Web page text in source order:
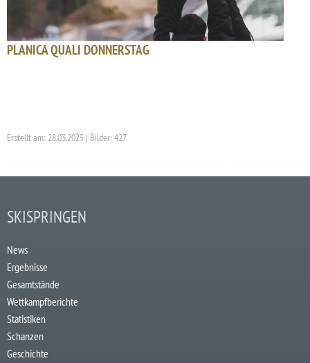
PLANICA QUALI DONNERSTAG
Erstellt am: 28.03.2025 | Bilder: 427
SKISPRINGEN
News
Ergebnisse
Gesamtstände
Wettkampfberichte
Statistiken
Schanzen
Geschichte